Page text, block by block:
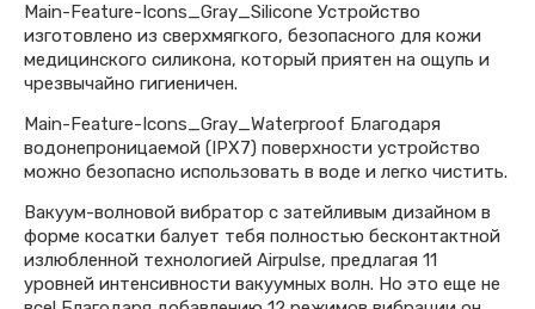
Main-Feature-Icons_Gray_Silicone Устройство
изготовлено из сверхмягкого, безопасного для кожи
медицинского силикона, который приятен на ощупь и
чрезвычайно гигиеничен.
Main-Feature-Icons_Gray_Waterproof Благодаря
водонепроницаемой (IPX7) поверхности устройство
можно безопасно использовать в воде и легко чистить.
Вакуум-волновой вибратор с затейливым дизайном в
форме косатки балует тебя полностью бесконтактной
излюбленной технологией Airpulse, предлагая 11
уровней интенсивности вакуумных волн. Но это еще не